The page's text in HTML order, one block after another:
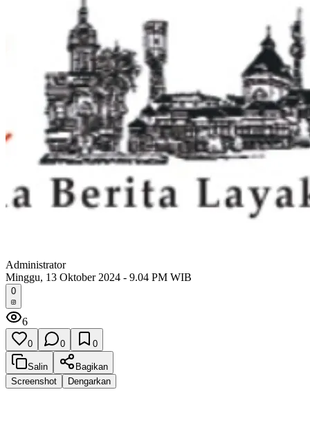
Administrator
Minggu, 13 Oktober 2024 - 9.04 PM WIB
0
6
0 0 0
Salin
Bagikan
Screenshot
Dengarkan